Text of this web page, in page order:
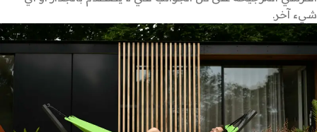
شيء آخر.